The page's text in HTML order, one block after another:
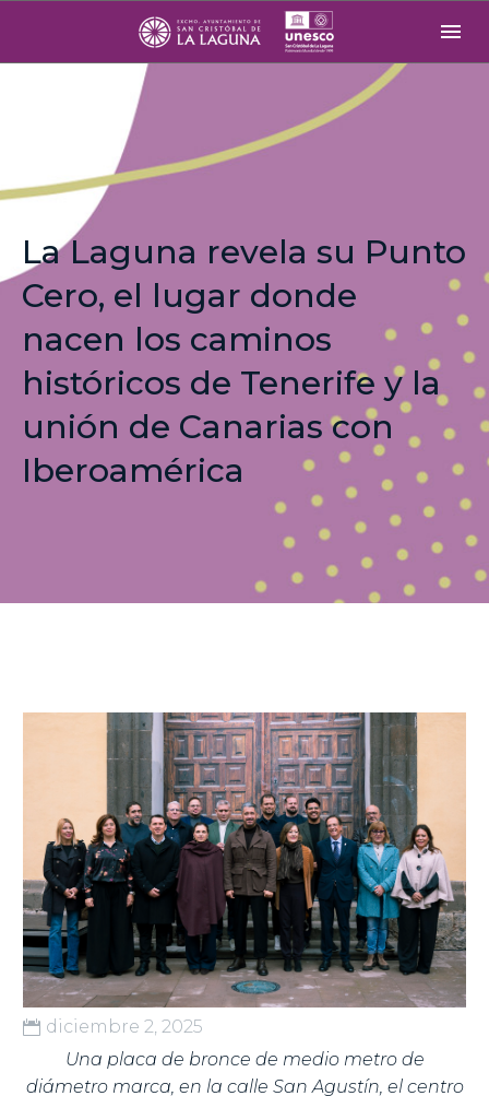
La Laguna revela su Punto
Cero, el lugar donde
nacen los caminos
históricos de Tenerife y la
unión de Canarias con
Iberoamérica
diciembre 2, 2025
Una placa de bronce de medio metro de
diámetro marca, en la calle San Agustín, el centro